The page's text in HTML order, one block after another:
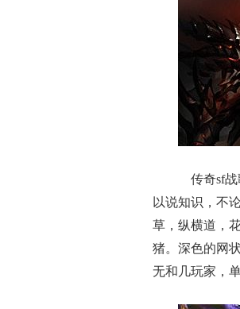
传奇sf战
以说知识，不
草，纵横道，
猪。深色的网
无和几玩家，